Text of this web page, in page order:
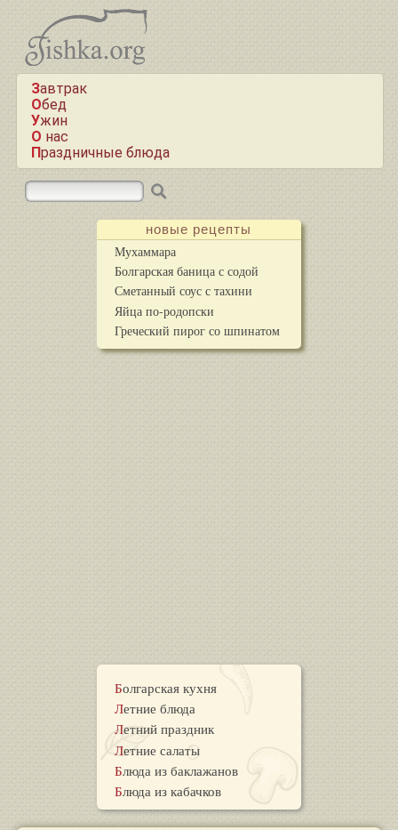
Завтрак
Обед
Ужин
О нас
Праздничные блюда
новые рецепты
Мухаммара
Болгарская баница с содой
Сметанный соус с тахини
Яйца по-родопски
Греческий пирог со шпинатом
Болгарская кухня
Летние блюда
Летний праздник
Летние салаты
Блюда из баклажанов
Блюда из кабачков